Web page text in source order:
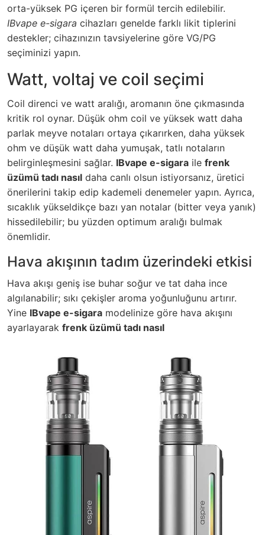
orta-yüksek PG içeren bir formül tercih edilebilir.
IBvape e-sigara cihazları genelde farklı likit tiplerini
destekler; cihazınızın tavsiyelerine göre VG/PG
seçiminizi yapın.
Watt, voltaj ve coil seçimi
Coil direnci ve watt aralığı, aromanın öne çıkmasında
kritik rol oynar. Düşük ohm coil ve yüksek watt daha
parlak meyve notaları ortaya çıkarırken, daha yüksek
ohm ve düşük watt daha yumuşak, tatlı notaların
belirginleşmesini sağlar. IBvape e-sigara ile frenk
üzümü tadı nasıl daha canlı olsun istiyorsanız, üretici
önerilerini takip edip kademeli denemeler yapın. Ayrıca,
sıcaklık yükseldikçe bazı yan notalar (bitter veya yanık)
hissedilebilir; bu yüzden optimum aralığı bulmak
önemlidir.
Hava akışının tadım üzerindeki etkisi
Hava akışı geniş ise buhar soğur ve tat daha ince
algılanabilir; sıkı çekişler aroma yoğunluğunu artırır.
Yine IBvape e-sigara modelinize göre hava akışını
ayarlayarak frenk üzümü tadı nasıl